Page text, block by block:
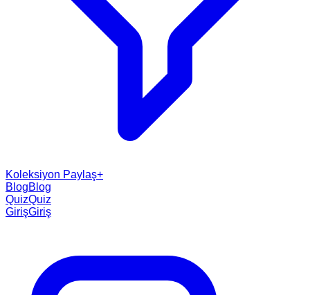
Koleksiyon Paylaş+
BlogBlog
QuizQuiz
GirişGiriş